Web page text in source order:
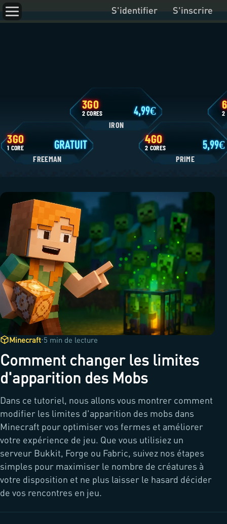
S'identifier S'inscrire
FREEMAN
3GO
IRON
Minecraft·5 min de lecture
Comment changer les limites
d'apparition des Mobs
Dans ce tutoriel, nous allons vous montrer comment
modifier les limites d'apparition des mobs dans
Minecraft pour optimiser vos fermes et améliorer
votre expérience de jeu. Que vous utilisiez un
serveur Bukkit, Forge ou Fabric, suivez nos étapes
simples pour maximiser le nombre de créatures à
votre disposition et ne plus laisser le hasard décider
de vos rencontres en jeu.